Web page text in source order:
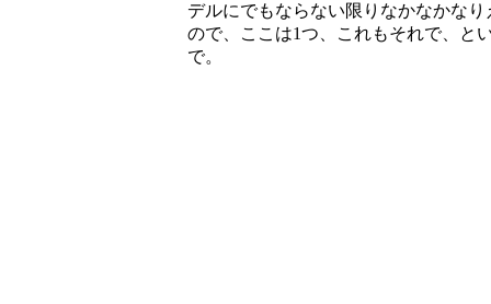
デルにでもならない限りなかなかなり
ので、ここは1つ、これもそれで、と
で。